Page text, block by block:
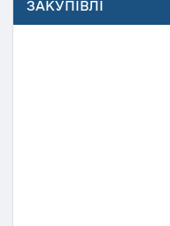
ЗАКУПІВЛІ